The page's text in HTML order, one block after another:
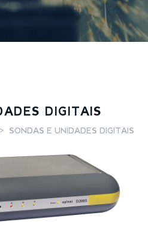
DIGITAIS
SONDAS E UNIDADES DIGITAIS